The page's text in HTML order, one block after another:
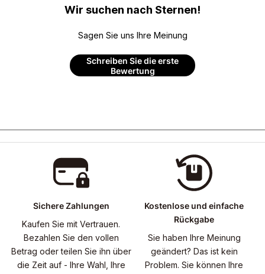
Wir suchen nach Sternen!
Sagen Sie uns Ihre Meinung
Schreiben Sie die erste
Bewertung
Sichere Zahlungen
Kaufen Sie mit Vertrauen.
Bezahlen Sie den vollen
Betrag oder teilen Sie ihn über
die Zeit auf - Ihre Wahl, Ihre
Kostenlose und einfache
Rückgabe
Sie haben Ihre Meinung
geändert? Das ist kein
Problem. Sie können Ihre